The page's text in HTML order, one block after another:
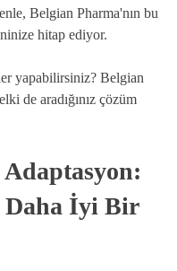
Belgian Pharma'nın bu
hitap ediyor.
yapabilirsiniz? Belgian
de aradığınız çözüm
Daha İyi Bir